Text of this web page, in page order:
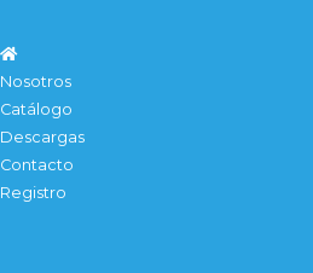
Nosotros
Catálogo
Descargas
Contacto
Registro